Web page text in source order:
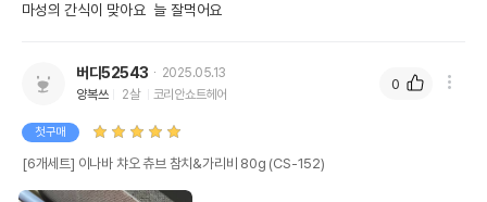
마성의 간식이 맞아요  늘 잘먹어요
버디52543
2025.05.13
양복쓰
2살 코리안쇼트헤어
첫구매
[6개세트] 이나바 챠오 츄브 참치&가리비 80g (CS-152)
0